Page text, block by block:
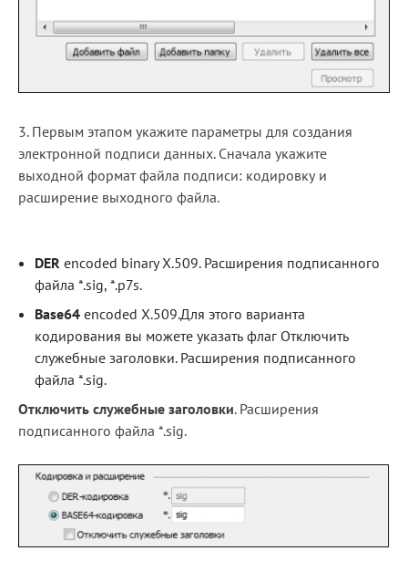
3. Первым этапом укажите параметры для создания
электронной подписи данных. Сначала укажите
выходной формат файла подписи: кодировку и
расширение выходного файла.
DER encoded binary X.509. Расширения подписанного
файла *.sig, *.p7s.
Base64 encoded X.509.Для этого варианта
кодирования вы можете указать флаг Отключить
служебные заголовки. Расширения подписанного
файла *.sig.
Отключить служебные заголовки. Расширения
подписанного файла *.sig.